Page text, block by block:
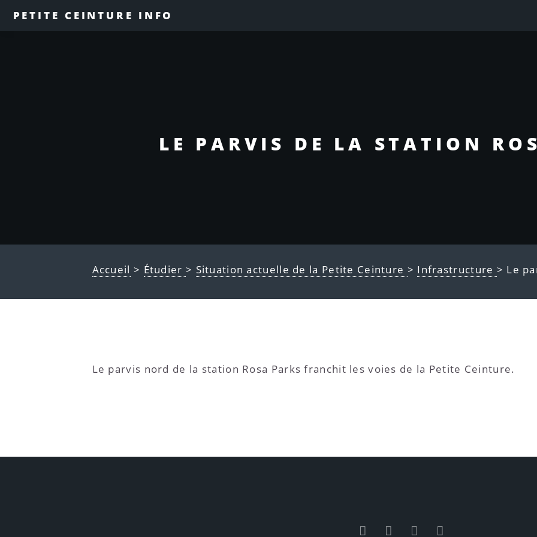
PETITE CEINTURE INFO
LE PARVIS DE LA STATION
Accueil > Étudier > Situation actuelle de la Petite Ceinture > Infrastructure > Le
Le parvis nord de la station Rosa Parks franchit les voies de la Petite Ceinture.